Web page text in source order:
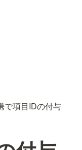
で項目IDの付与